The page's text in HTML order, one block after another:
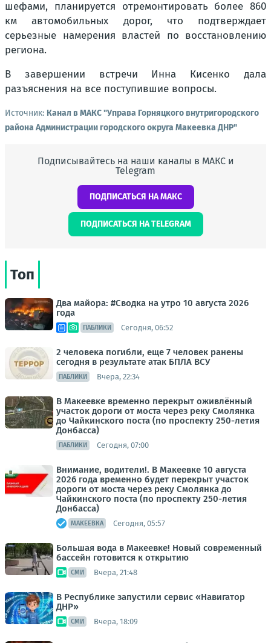
шефами, планируется отремонтировать более 860
км автомобильных дорог, что подтверждает
серьезные намерения властей по восстановлению
региона.
В завершении встречи Инна Кисенко дала
разъяснения на все поступившие вопросы.
Источник: Канал в МАКС "Управа Горняцкого внутригородского
района Администрации городского округа Макеевка ДНР"
Подписывайтесь на наши каналы в МАКС и
Telegram
ПОДПИСАТЬСЯ НА МАКС
ПОДПИСАТЬСЯ НА TELEGRAM
Топ
Два майора: #Сводка на утро 10 августа 2026
года
ПАБЛИКИ Сегодня, 06:52
2 человека погибли, еще 7 человек ранены
сегодня в результате атак БПЛА ВСУ
ПАБЛИКИ Вчера, 22:34
В Макеевке временно перекрыт оживлённый
участок дороги от моста через реку Смолянка
до Чайкинского поста (по проспекту 250-летия
Донбасса)
ПАБЛИКИ Сегодня, 07:00
Внимание, водители!. В Макеевке 10 августа
2026 года временно будет перекрыт участок
дороги от моста через реку Смолянка до
Чайкинского поста (по проспекту 250-летия
Донбасса)
МАКЕЕВКА Сегодня, 05:57
Большая вода в Макеевке! Новый современный
бассейн готовится к открытию
СМИ Вчера, 21:48
В Республике запустили сервис «Навигатор
ДНР»
СМИ Вчера, 18:09